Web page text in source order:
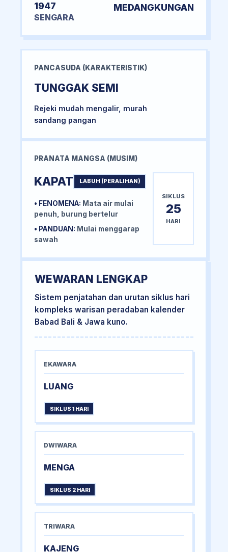
1947
SENGARA
MEDANGKUNGAN
PANCASUDA (KARAKTERISTIK)
TUNGGAK SEMI
Rejeki mudah mengalir, murah
sandang pangan
PRANATA MANGSA (MUSIM)
KAPAT LABUH (PERALIHAN)
• FENOMENA: Mata air mulai
penuh, burung bertelur
• PANDUAN: Mulai menggarap
sawah
SIKLUS
25
HARI
WEWARAN LENGKAP
Sistem penjatahan dan urutan siklus hari
kompleks warisan peradaban kalender
Babad Bali & Jawa kuno.
EKAWARA
LUANG
SIKLUS 1 HARI
DWIWARA
MENGA
SIKLUS 2 HARI
TRIWARA
KAJENG